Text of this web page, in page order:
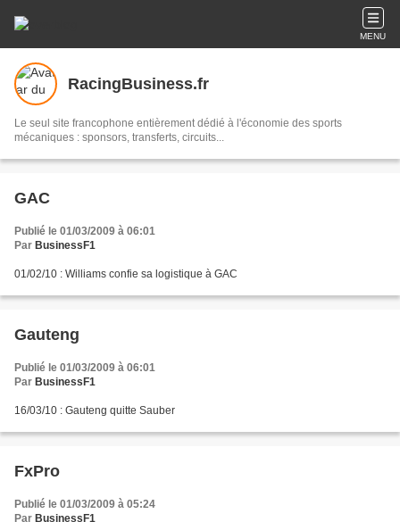
MENU
RacingBusiness.fr
Le seul site francophone entièrement dédié à l'économie des sports
mécaniques : sponsors, transferts, circuits...
GAC
Publié le 01/03/2009 à 06:01
Par BusinessF1
01/02/10 : Williams confie sa logistique à GAC
Gauteng
Publié le 01/03/2009 à 06:01
Par BusinessF1
16/03/10 : Gauteng quitte Sauber
FxPro
Publié le 01/03/2009 à 05:24
Par BusinessF1